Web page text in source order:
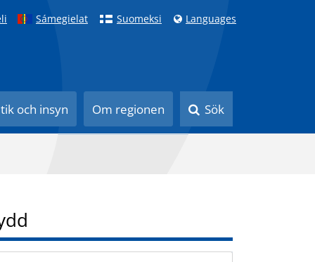
Sámegielat Suomeksi Languages
och insyn Om regionen Sök